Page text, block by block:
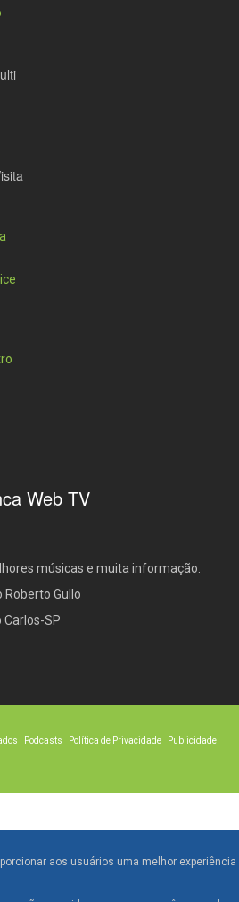
Web TV
músicas e muita informação.
Roberto Gullo
Carlos-SP
Podcasts Política de Privacidade Publicidade
aos usuários uma melhor experiência